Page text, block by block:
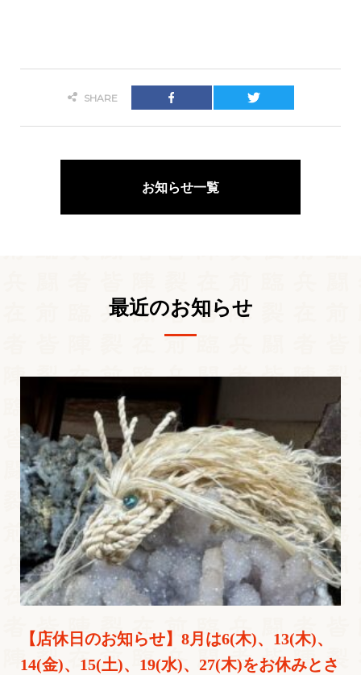
SHARE
お知らせ一覧
最近のお知らせ
【店休日のお知らせ】8月は6(木)、13(木)、
14(金)、15(土)、19(水)、27(木)をお休みとさ